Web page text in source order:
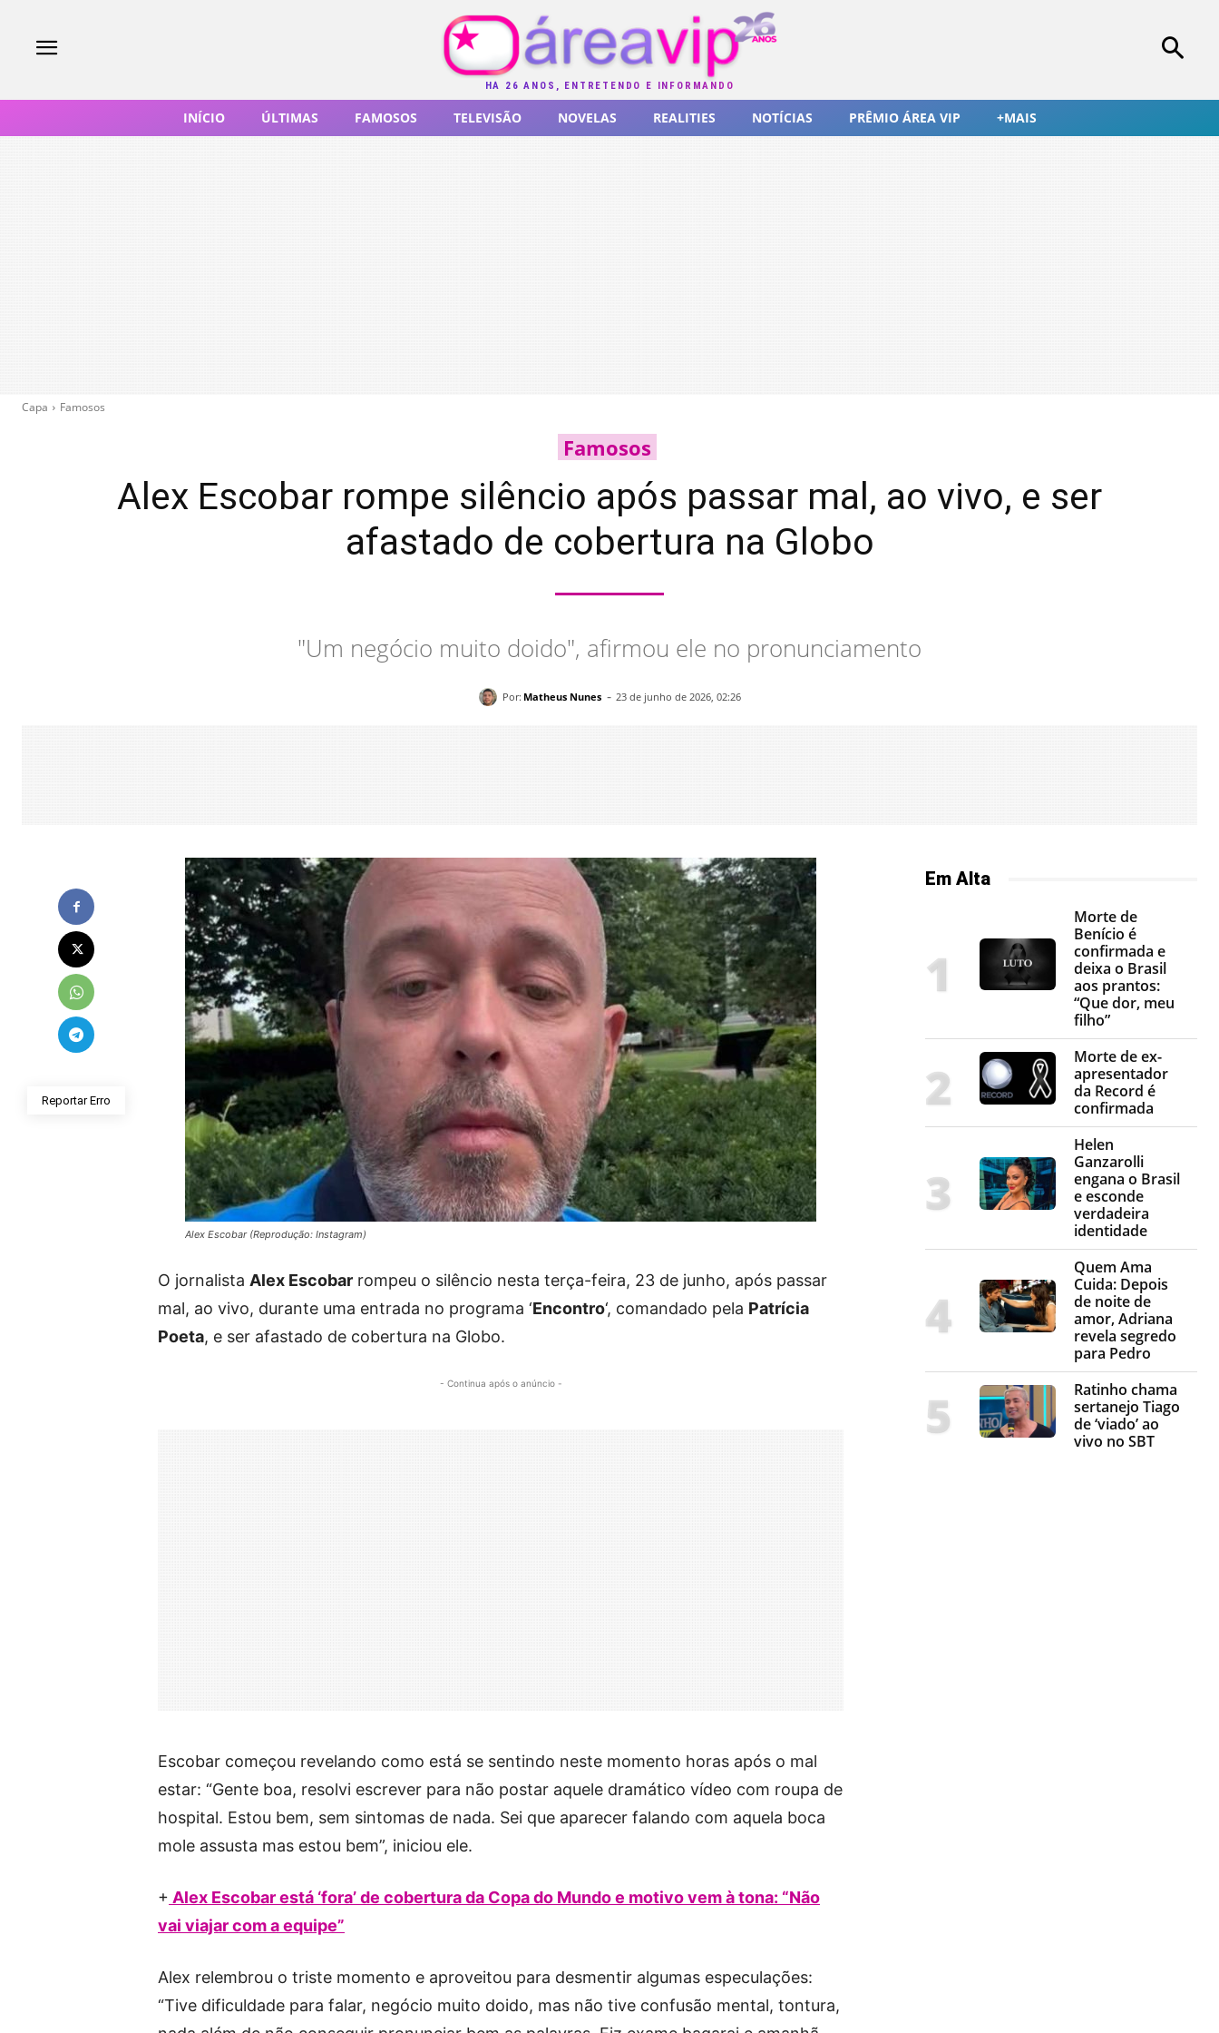
HÁ 26 ANOS, ENTRETENDO E INFORMANDO
INÍCIO ÚLTIMAS FAMOSOS TELEVISÃO NOVELAS REALITIES NOTÍCIAS PRÊMIO ÁREA VIP +MAIS
Capa Famosos
Famosos
Alex Escobar rompe silêncio após passar mal, ao vivo, e ser
afastado de cobertura na Globo
"Um negócio muito doido", afirmou ele no pronunciamento
Por: Matheus Nunes - 23 de junho de 2026, 02:26
Reportar Erro
Alex Escobar (Reprodução: Instagram)
O jornalista Alex Escobar rompeu o silêncio nesta terça-feira, 23 de junho, após passar
mal, ao vivo, durante uma entrada no programa ‘Encontro‘, comandado pela Patrícia
Poeta, e ser afastado de cobertura na Globo.
- Continua após o anúncio -
Escobar começou revelando como está se sentindo neste momento horas após o mal
estar: “Gente boa, resolvi escrever para não postar aquele dramático vídeo com roupa de
hospital. Estou bem, sem sintomas de nada. Sei que aparecer falando com aquela boca
mole assusta mas estou bem”, iniciou ele.
+ Alex Escobar está ‘fora’ de cobertura da Copa do Mundo e motivo vem à tona: “Não
vai viajar com a equipe”
Alex relembrou o triste momento e aproveitou para desmentir algumas especulações:
“Tive dificuldade para falar, negócio muito doido, mas não tive confusão mental, tontura,
Em Alta
Morte de
Benício é
confirmada e
deixa o Brasil
aos prantos:
“Que dor, meu
filho”
Morte de ex-
apresentador
da Record é
confirmada
Helen
Ganzarolli
engana o Brasil
e esconde
verdadeira
identidade
Quem Ama
Cuida: Depois
de noite de
amor, Adriana
revela segredo
para Pedro
Ratinho chama
sertanejo Tiago
de ‘viado’ ao
vivo no SBT